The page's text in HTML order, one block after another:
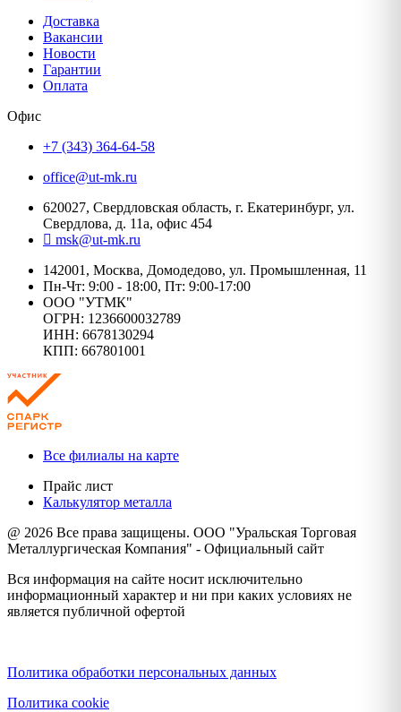
Доставка
Вакансии
Новости
Гарантии
Оплата
Офис
+7 (343) 364-64-58
office@ut-mk.ru
620027, Свердловская область, г. Екатеринбург, ул.
Свердлова, д. 11а, офис 454
msk@ut-mk.ru
142001, Москва, Домодедово, ул. Промышленная, 11
Пн-Чт: 9:00 - 18:00, Пт: 9:00-17:00
ООО "УТМК"
ОГРН: 1236600032789
ИНН: 6678130294
КПП: 667801001
Все филиалы на карте
Прайс лист
Калькулятор металла
@ 2026 Все права защищены. ООО "Уральская Торговая
Металлургическая Компания" - Официальный сайт
Вся информация на сайте носит исключительно
информационный характер и ни при каких условиях не
является публичной офертой
Политика обработки персональных данных
Политика cookie